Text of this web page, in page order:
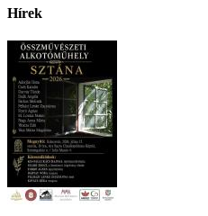
Hírek